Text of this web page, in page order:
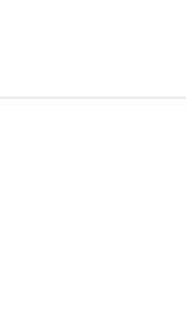
毫克、吡咯喹
薯淀粉、硬脂
HK$500需附
排发货。
响。 当八号烈
送货服务时间